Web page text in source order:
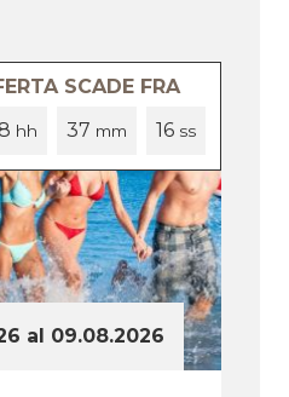
SCADE FRA
hh 37 mm 15 ss
al 09.08.2026